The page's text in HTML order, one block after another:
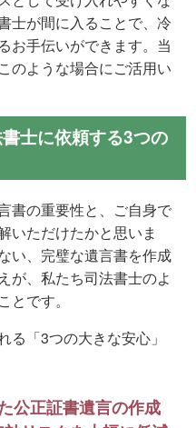
士が間に入ることで、冷
お手伝いができます。当
のような場合にご活用い
士に依頼する3つの
書の重要性と、ご自身で
いただけたかと思いま
い、完璧な遺言書を作成
が、私たち司法書士のよ
です。
る「3つの大きな安心」
公正証書遺言の作成